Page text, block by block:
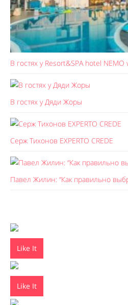
В гостях у Resort&SPA hotel
В гостях у Дяди Жоры
Серж Тихонов EXPERTO CREDE
Павел Жилин: “Как правильно
Like It
Like It